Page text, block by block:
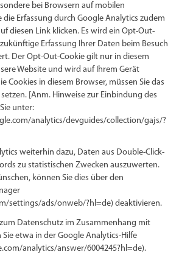
bei Browsern auf mobilen
die Erfassung durch Google Analytics zudem
diesen Link klicken. Es wird ein Opt-Out-
Erfassung Ihrer Daten beim Besuch
Der Opt-Out-Cookie gilt nur in diesem
Website und wird auf Ihrem Gerät
Cookies in diesem Browser, müssen Sie das
[Anm. Hinweise zur Einbindung des
unter:
analytics/devguides/collection/gajs/?
weiterhin dazu, Daten aus Double-Click-
zu statistischen Zwecken auszuwerten.
können Sie dies über den
settings/ads/onweb/?hl=de) deaktivieren.
Datenschutz im Zusammenhang mit
etwa in der Google Analytics-Hilfe
analytics/answer/6004245?hl=de).